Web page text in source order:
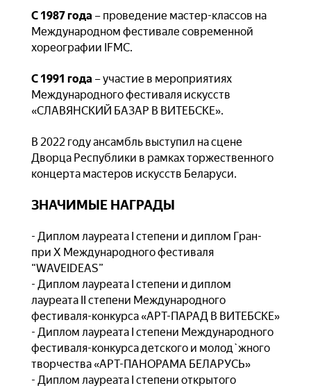
С 1987 года – проведение мастер-классов на
Международном фестивале современной
хореографии IFMC.
С 1991 года – участие в мероприятиях
Международного фестиваля искусств
«СЛАВЯНСКИЙ БАЗАР В ВИТЕБСКЕ».
В 2022 году ансамбль выступил на сцене
Дворца Республики в рамках торжественного
концерта мастеров искусств Беларуси.
ЗНАЧИМЫЕ НАГРАДЫ
- Диплом лауреата I степени и диплом Гран-
при X Международного фестиваля
“WAVEIDEAS”
- Диплом лауреата I степени и диплом
лауреата II степени Международного
фестиваля-конкурса «АРТ-ПАРАД В ВИТЕБСКЕ»
- Диплом лауреата I степени Международного
фестиваля-конкурса детского и молод`жного
творчества «АРТ-ПАНОРАМА БЕЛАРУСЬ»
- Диплом лауреата I степени открытого